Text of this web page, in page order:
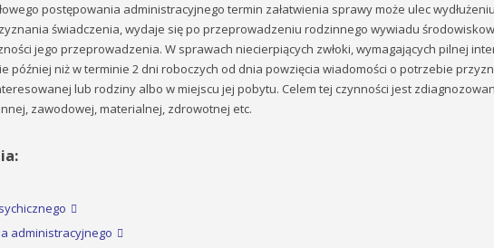
postępowania administracyjnego termin załatwienia sprawy może ulec
świadczenia, wydaje się po przeprowadzeniu rodzinnego wywiadu
jego przeprowadzenia. W sprawach niecierpiących zwłoki, wymagających pilnej
później niż w terminie 2 dni roboczych od dnia powzięcia wiadomości o potrzebie
lub rodziny albo w miejscu jej pobytu. Celem tej czynności jest
zawodowej, materialnej, zdrowotnej etc.
administracyjnego